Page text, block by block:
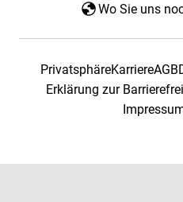
Wo Sie uns
PrivatsphäreKarriereAGB
Erklärung zur